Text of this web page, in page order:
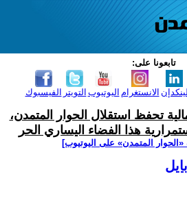
تابعونا على:
الفيسبوك التويتر اليوتيوب الانستغرام لينكدإن
تحفظ استقلال الحوار المتمدن،
هذا الفضاء اليساري الحر
المتمدن» على اليوتيوب]